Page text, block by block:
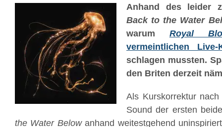
Anhand des leider
Back to the Water
warum Royal
vermeintlichen Live-
schlagen mussten.
den Briten derzeit
Als Kurskorrektur
Sound der ersten
the Water Belowanhand weitestgehend